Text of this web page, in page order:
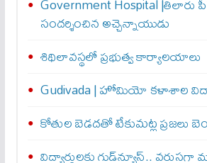
సందర్శించిన అచ్చెన్నాయుడు
శిథిలావస్థలో ప్రభుత్వ కార్యాలయాలు
Gudivada | హోమియో కళాశాల
కోతుల బెడదతో టేకుమట్ల ప్రజలు
విద్యార్థులకు గుడ్‌న్యూస్..